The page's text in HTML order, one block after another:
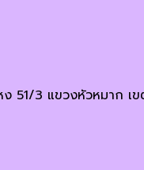
51/3 แขวงหัวหมาก เ